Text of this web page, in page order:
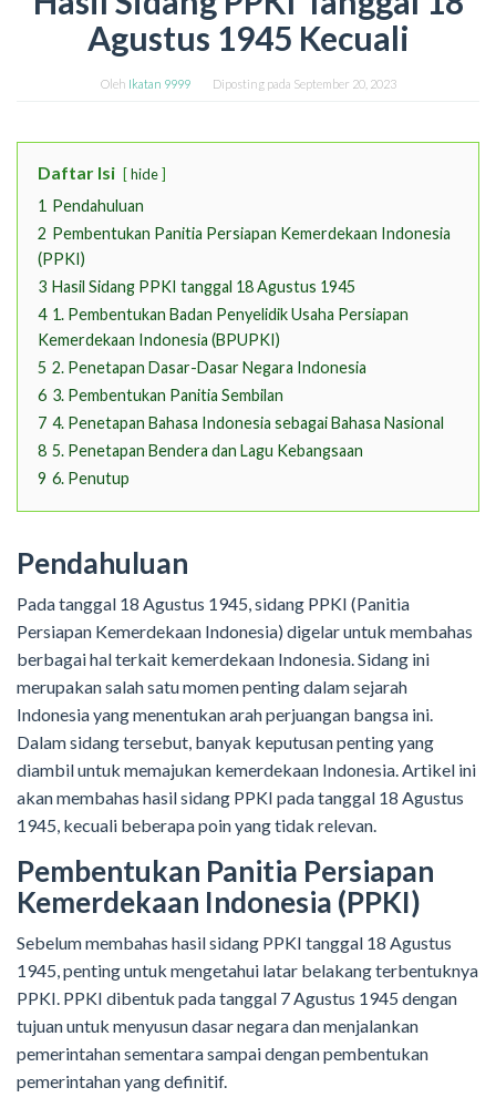
Agustus 1945 Kecuali
Oleh Ikatan 9999 Diposting pada September 20, 2023
Daftar Isi hide
1 Pendahuluan
2 Pembentukan Panitia Persiapan Kemerdekaan Indonesia
(PPKI)
3 Hasil Sidang PPKI tanggal 18 Agustus 1945
4 1. Pembentukan Badan Penyelidik Usaha Persiapan
Kemerdekaan Indonesia (BPUPKI)
5 2. Penetapan Dasar-Dasar Negara Indonesia
6 3. Pembentukan Panitia Sembilan
7 4. Penetapan Bahasa Indonesia sebagai Bahasa Nasional
8 5. Penetapan Bendera dan Lagu Kebangsaan
9 6. Penutup
Pendahuluan
Pada tanggal 18 Agustus 1945, sidang PPKI (Panitia
Persiapan Kemerdekaan Indonesia) digelar untuk membahas
berbagai hal terkait kemerdekaan Indonesia. Sidang ini
merupakan salah satu momen penting dalam sejarah
Indonesia yang menentukan arah perjuangan bangsa ini.
Dalam sidang tersebut, banyak keputusan penting yang
diambil untuk memajukan kemerdekaan Indonesia. Artikel ini
akan membahas hasil sidang PPKI pada tanggal 18 Agustus
1945, kecuali beberapa poin yang tidak relevan.
Pembentukan Panitia Persiapan
Kemerdekaan Indonesia (PPKI)
Sebelum membahas hasil sidang PPKI tanggal 18 Agustus
1945, penting untuk mengetahui latar belakang terbentuknya
PPKI. PPKI dibentuk pada tanggal 7 Agustus 1945 dengan
tujuan untuk menyusun dasar negara dan menjalankan
pemerintahan sementara sampai dengan pembentukan
pemerintahan yang definitif.